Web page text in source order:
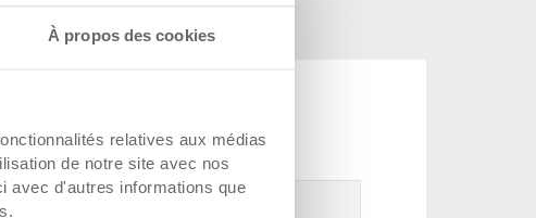
À propos des cookies
relatives aux médias
de notre site avec nos
avec d'autres informations que